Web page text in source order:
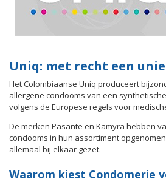
Uniq: met recht een
Het Colombiaanse Uniq produceert
allergene condooms van een
volgens de Europese regels voor
De merken Pasante en Kamyra hebben
condooms in hun assortiment
allemaal bij elkaar gezet.
Waarom kiest Condomerie